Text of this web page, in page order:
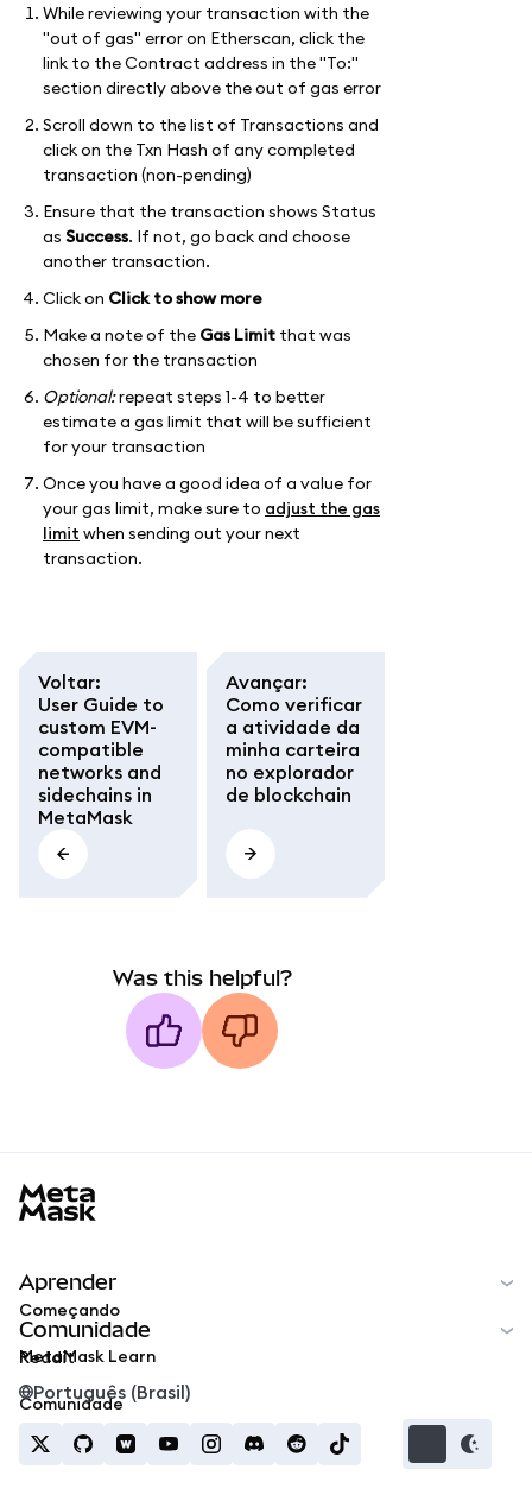
While reviewing your transaction with the
"out of gas" error on Etherscan, click the
link to the Contract address in the "To:"
section directly above the out of gas error
Scroll down to the list of Transactions and
click on the Txn Hash of any completed
transaction (non-pending)
Ensure that the transaction shows Status
as Success. If not, go back and choose
another transaction.
Click on Click to show more
Make a note of the Gas Limit that was
chosen for the transaction
Optional:repeat steps 1-4 to better
estimate a gas limit that will be sufficient
for your transaction
Once you have a good idea of a value for
your gas limit, make sure to adjust the gas
limit when sending out your next
transaction.
Voltar:
User Guide to
custom EVM-
compatible
networks and
sidechains in
MetaMask
Avançar:
Como verificar
a atividade da
minha carteira
no explorador
de blockchain
Was this helpful?
Aprender
Começando
MetaMask Learn
Comunidade
Reddit
Comunidade
Português (Brasil)